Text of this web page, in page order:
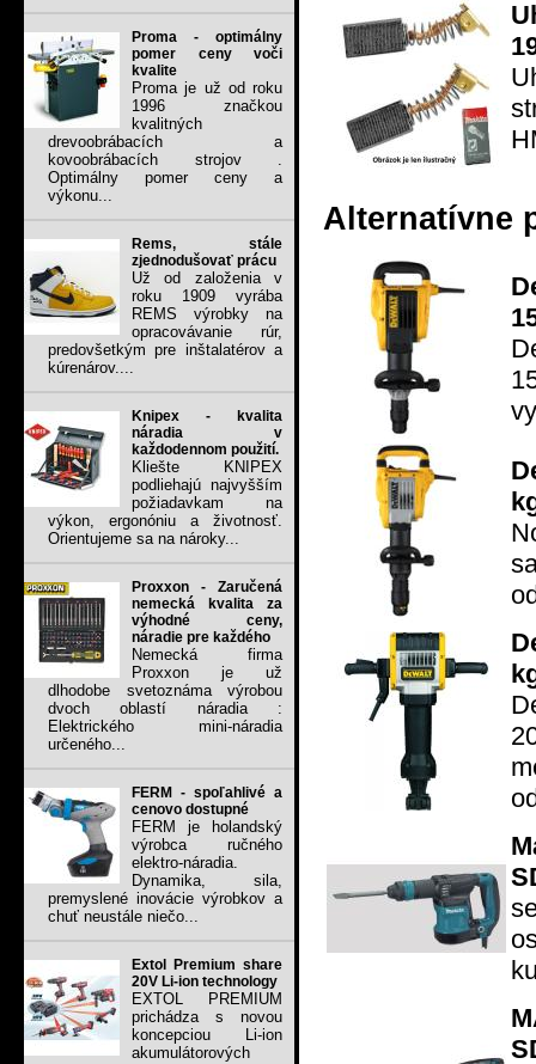
Proma - optimálny
pomer ceny voči
kvalite
Proma je už od roku
1996 značkou
kvalitných
drevoobrábacích a
kovoobrábacích strojov .
Optimálny pomer ceny a
výkonu...
Rems, stále
zjednodušovať prácu
Už od založenia v
roku 1909 vyrába
REMS výrobky na
opracovávanie rúr,
predovšetkým pre inštalatérov a
kúrenárov....
Knipex - kvalita
náradia v
každodennom použití.
Kliešte KNIPEX
podliehajú najvyšším
požiadavkam na
výkon, ergonóniu a životnosť.
Orientujeme sa na nároky...
Proxxon - Zaručená
nemecká kvalita za
výhodné ceny,
náradie pre každého
Nemecká firma
Proxxon je už
dlhodobe svetoznáma výrobou
dvoch oblastí náradia :
Elektrického mini-náradia
určeného...
FERM - spoľahlivé a
cenovo dostupné
FERM je holandský
výrobca ručného
elektro-náradia.
Dynamika, sila,
premyslené inovácie výrobkov a
chuť neustále niečo...
Extol Premium share
20V Li-ion technology
EXTOL PREMIUM
prichádza s novou
koncepciou Li-ion
akumulátorových
Alternatívne